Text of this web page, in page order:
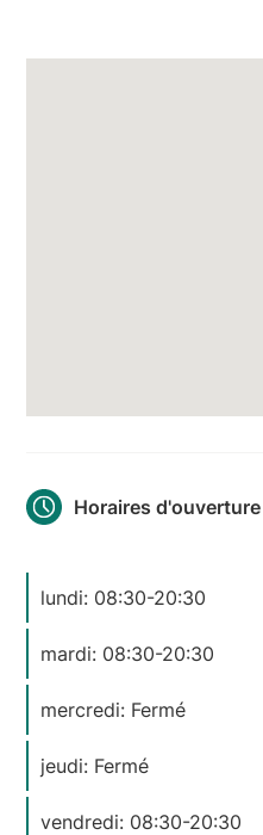
Horaires d'ouverture
lundi: 08:30-20:30
mardi: 08:30-20:30
mercredi: Fermé
jeudi: Fermé
vendredi: 08:30-20:30